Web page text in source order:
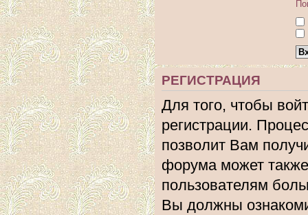
РЕГИСТРАЦИЯ
Для того, чтобы
регистрации.
позволит Вам
форума может
пользователям
Вы должны